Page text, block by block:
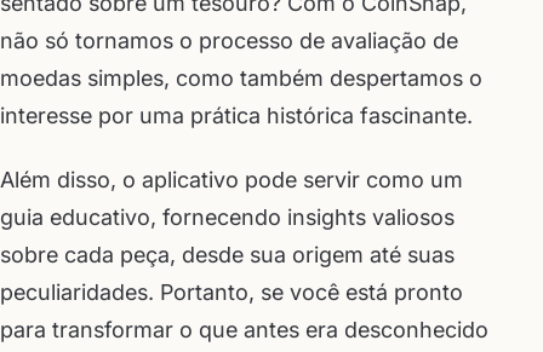
não só tornamos o processo de avaliação de
moedas simples, como também despertamos o
interesse por uma prática histórica fascinante.
Além disso, o aplicativo pode servir como um
guia educativo, fornecendo insights valiosos
sobre cada peça, desde sua origem até suas
peculiaridades. Portanto, se você está pronto
para transformar o que antes era desconhecido